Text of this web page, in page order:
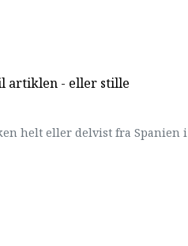
artiklen - eller stille
helt eller delvist fra Spanien i